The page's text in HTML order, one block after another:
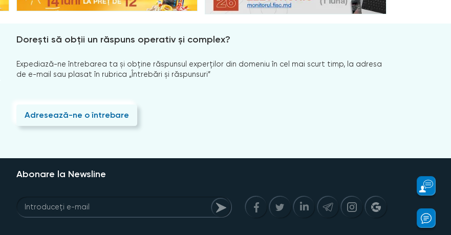
Dorești să obții un răspuns operativ și complex?
Expediază-ne întrebarea ta și obține răspunsul experților din domeniu în cel mai scurt timp, la adresa
de e-mail sau plasat în rubrica „Întrebări și răspunsuri”
Adresează-ne o întrebare
Abonare la Newsline